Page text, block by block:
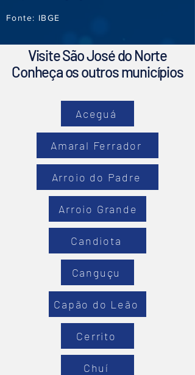
Fonte: IBGE
Visite São José do Norte
Conheça os outros municípios
Aceguá
Amaral Ferrador
Arroio do Padre
Arroio Grande
Candiota
Canguçu
Capão do Leão
Cerrito
Chuí